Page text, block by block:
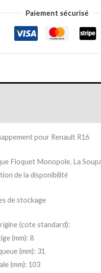
Paiement sécurisé
pour Renault R16
Floquet Monopole, La
de la disponibilité
de stockage
(cote standard):
(mm): 8
(mm): 31
(mm): 103